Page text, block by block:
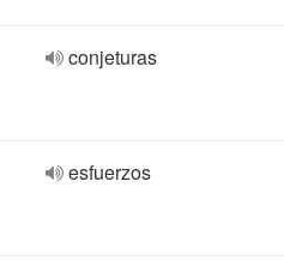
conjeturas
esfuerzos